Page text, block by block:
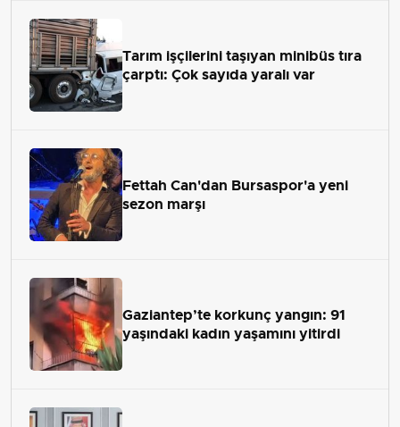
Tarım işçilerini taşıyan minibüs tıra
çarptı: Çok sayıda yaralı var
Fettah Can'dan Bursaspor'a yeni
sezon marşı
Gaziantep’te korkunç yangın: 91
yaşındaki kadın yaşamını yitirdi